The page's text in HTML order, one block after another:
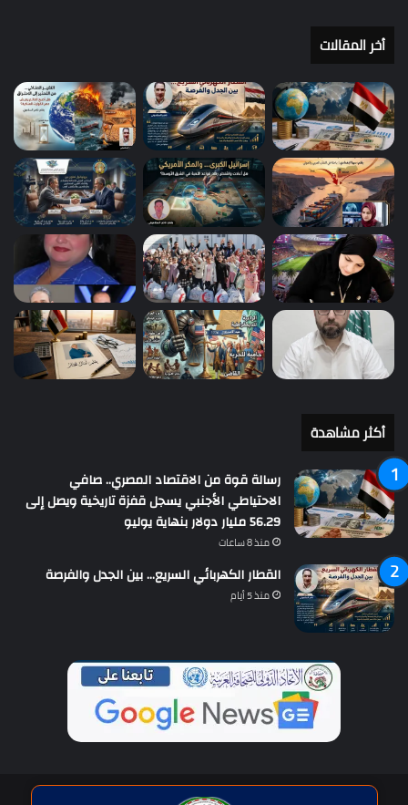
أخر المقالات
أكثر مشاهدة
رسالة قوة من الاقتصاد المصري.. صافي
الاحتياطي الأجنبي يسجل قفزة تاريخية ويصل إلى
56.29 مليار دولار بنهاية يوليو
منذ 8 ساعات
القطار الكهربائي السريع… بين الجدل والفرصة
منذ 5 أيام